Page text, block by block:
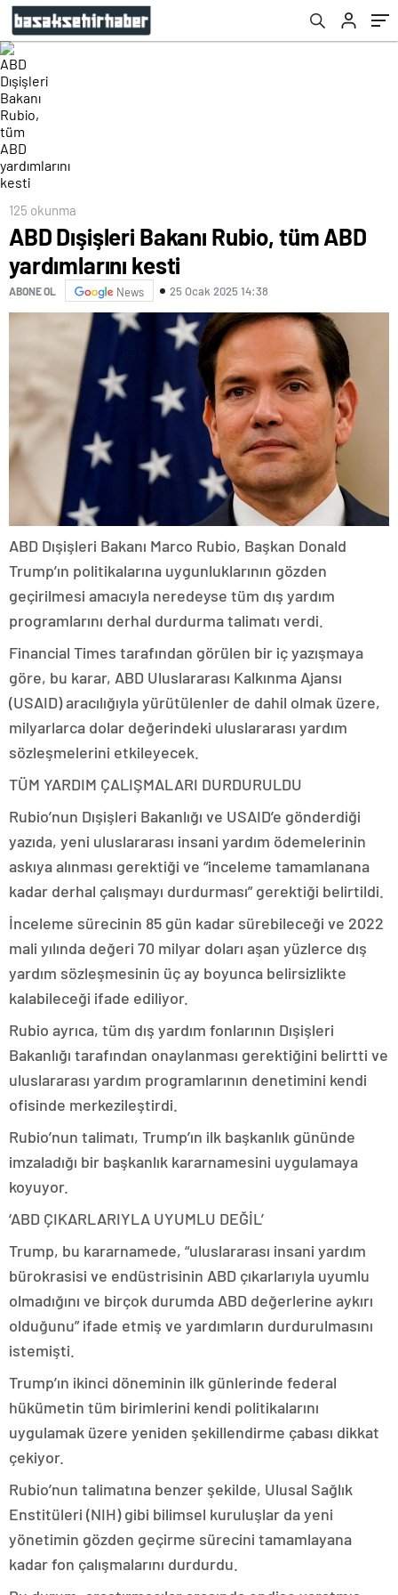
125 okunma
ABD Dışişleri Bakanı Rubio, tüm ABD
yardımlarını kesti
ABONE OL News 25 Ocak 2025 14:38
ABD Dışişleri Bakanı Marco Rubio, Başkan Donald
Trump’ın politikalarına uygunluklarının gözden
geçirilmesi amacıyla neredeyse tüm dış yardım
programlarını derhal durdurma talimatı verdi.
Financial Times tarafından görülen bir iç yazışmaya
göre, bu karar, ABD Uluslararası Kalkınma Ajansı
(USAID) aracılığıyla yürütülenler de dahil olmak üzere,
milyarlarca dolar değerindeki uluslararası yardım
sözleşmelerini etkileyecek.
TÜM YARDIM ÇALIŞMALARI DURDURULDU
Rubio’nun Dışişleri Bakanlığı ve USAID’e gönderdiği
yazıda, yeni uluslararası insani yardım ödemelerinin
askıya alınması gerektiği ve “inceleme tamamlanana
kadar derhal çalışmayı durdurması” gerektiği belirtildi.
İnceleme sürecinin 85 gün kadar sürebileceği ve 2022
mali yılında değeri 70 milyar doları aşan yüzlerce dış
yardım sözleşmesinin üç ay boyunca belirsizlikte
kalabileceği ifade ediliyor.
Rubio ayrıca, tüm dış yardım fonlarının Dışişleri
Bakanlığı tarafından onaylanması gerektiğini belirtti ve
uluslararası yardım programlarının denetimini kendi
ofisinde merkezileştirdi.
Rubio’nun talimatı, Trump’ın ilk başkanlık gününde
imzaladığı bir başkanlık kararnamesini uygulamaya
koyuyor.
‘ABD ÇIKARLARIYLA UYUMLU DEĞİL’
Trump, bu kararnamede, “uluslararası insani yardım
bürokrasisi ve endüstrisinin ABD çıkarlarıyla uyumlu
olmadığını ve birçok durumda ABD değerlerine aykırı
olduğunu” ifade etmiş ve yardımların durdurulmasını
istemişti.
Trump’ın ikinci döneminin ilk günlerinde federal
hükümetin tüm birimlerini kendi politikalarını
uygulamak üzere yeniden şekillendirme çabası dikkat
çekiyor.
Rubio’nun talimatına benzer şekilde, Ulusal Sağlık
Enstitüleri (NIH) gibi bilimsel kuruluşlar da yeni
yönetimin gözden geçirme sürecini tamamlayana
kadar fon çalışmalarını durdurdu.